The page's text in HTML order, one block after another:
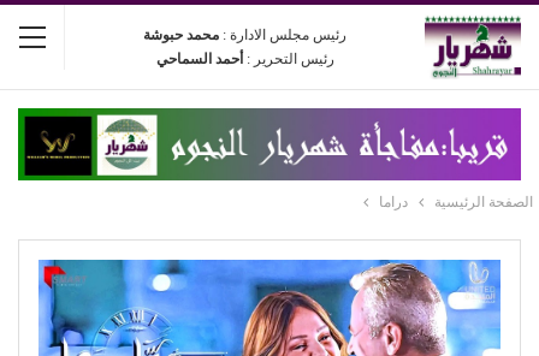
رئيس مجلس الادارة : محمد حبوشة
رئيس التحرير : أحمد السماحي
الصفحة الرئيسية دراما